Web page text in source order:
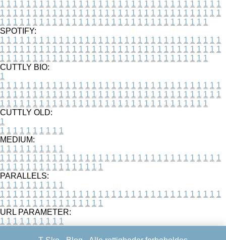
1 1 1 1 1 1 1 1 1 1 1 1 1 1 1 1 1 1 1 1 1 1 1 1 1 1 1 1 1 1 1 1 1 1
1 1 1 1 1 1 1 1 1 1 1 1 1 1 1 1 1 1 1 1 1 1 1 1 1 1 1 1 1 1 1 1 1 1
1 1 1 1 1 1 1 1 1 1 1 1 1 1 1 1 1 1 1 1 1 1 1 1 1 1 1 1 1 1 1 1
SPOTIFY:
1 1 1 1 1 1 1 1 1 1 1 1 1 1 1 1 1 1 1 1 1 1 1 1 1 1 1 1 1 1 1 1 1 1
1 1 1 1 1 1 1 1 1 1 1 1 1 1 1 1 1 1 1 1 1 1 1 1 1 1 1 1 1 1 1 1 1 1
1 1 1 1 1 1 1 1 1 1 1 1 1 1 1 1 1 1 1 1 1 1 1 1 1 1 1 1 1 1 1 1
CUTTLY BIO:
1
1 1 1 1 1 1 1 1 1 1 1 1 1 1 1 1 1 1 1 1 1 1 1 1 1 1 1 1 1 1 1 1 1 1
1 1 1 1 1 1 1 1 1 1 1 1 1 1 1 1 1 1 1 1 1 1 1 1 1 1 1 1 1 1 1 1 1 1
1 1 1 1 1 1 1 1 1 1 1 1 1 1 1 1 1 1 1 1 1 1 1 1 1 1 1 1 1 1 1 1
CUTTLY OLD:
1
1 1 1 1 1 1 1 1 1 1
MEDIUM:
1 1 1 1 1 1 1 1 1 1
1 1 1 1 1 1 1 1 1 1 1 1 1 1 1 1 1 1 1 1 1 1 1 1 1 1 1 1 1 1 1 1 1 1
1 1 1 1 1 1 1 1 1 1 1 1 1 1 1 1
PARALLELS:
1 1 1 1 1 1 1 1 1 1
1 1 1 1 1 1 1 1 1 1 1 1 1 1 1 1 1 1 1 1 1 1 1 1 1 1 1 1 1 1 1 1 1 1
1 1 1 1 1 1 1 1 1 1 1 1 1 1 1 1
URL PARAMETER:
1 1 1 1 1 1 1 1 1 1